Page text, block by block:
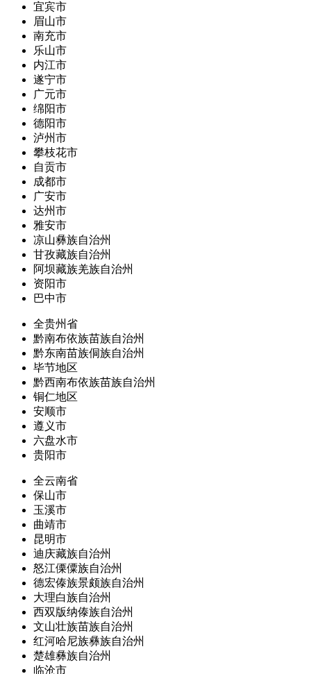
宜宾市
眉山市
南充市
乐山市
内江市
遂宁市
广元市
绵阳市
德阳市
泸州市
攀枝花市
自贡市
成都市
广安市
达州市
雅安市
凉山彝族自治州
甘孜藏族自治州
阿坝藏族羌族自治州
资阳市
巴中市
全贵州省
黔南布依族苗族自治州
黔东南苗族侗族自治州
毕节地区
黔西南布依族苗族自治州
铜仁地区
安顺市
遵义市
六盘水市
贵阳市
全云南省
保山市
玉溪市
曲靖市
昆明市
迪庆藏族自治州
怒江傈僳族自治州
德宏傣族景颇族自治州
大理白族自治州
西双版纳傣族自治州
文山壮族苗族自治州
红河哈尼族彝族自治州
楚雄彝族自治州
临沧市